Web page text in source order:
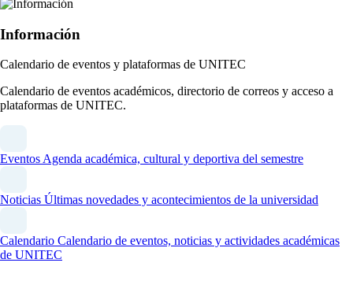
Información
Calendario de eventos y plataformas de UNITEC
Calendario de eventos académicos, directorio de correos y acceso a
plataformas de UNITEC.
Eventos Agenda académica, cultural y deportiva del semestre
Noticias Últimas novedades y acontecimientos de la universidad
Calendario Calendario de eventos, noticias y actividades académicas
de UNITEC